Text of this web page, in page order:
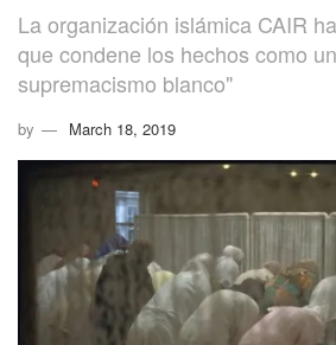
La organización islámica CAIR
que condene los hechos como
supremacismo blanco"
by March 18, 2019